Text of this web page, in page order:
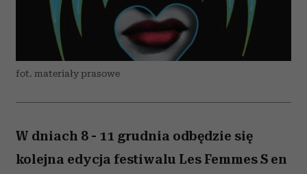
fot. materiały prasowe
W dniach 8 - 11 grudnia odbędzie się
kolejna edycja festiwalu Les Femmes S en